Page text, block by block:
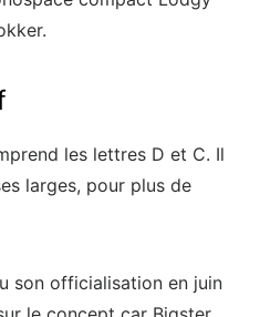
les lettres D et C. Il
larges, pour plus de
son officialisation en juin